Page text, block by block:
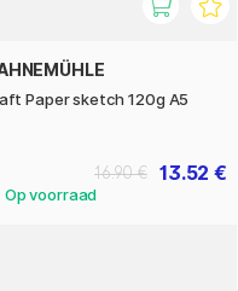
Paper sketch 120g A5
13.52 €
16.90 €